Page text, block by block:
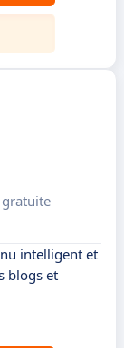
intelligent et
blogs et